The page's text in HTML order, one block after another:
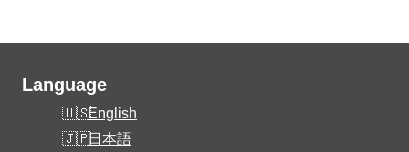
Language
English
日本語